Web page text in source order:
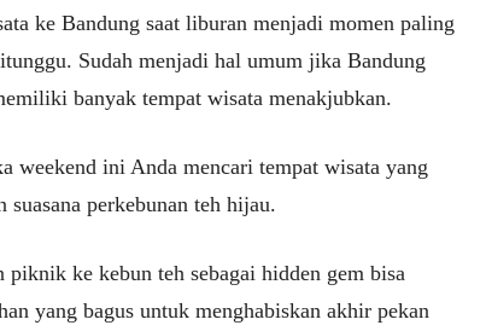
ke Bandung saat liburan menjadi momen paling
Sudah menjadi hal umum jika Bandung
banyak tempat wisata menakjubkan.
weekend ini Anda mencari tempat wisata yang
suasana perkebunan teh hijau.
piknik ke kebun teh sebagai hidden gem bisa
yang bagus untuk menghabiskan akhir pekan